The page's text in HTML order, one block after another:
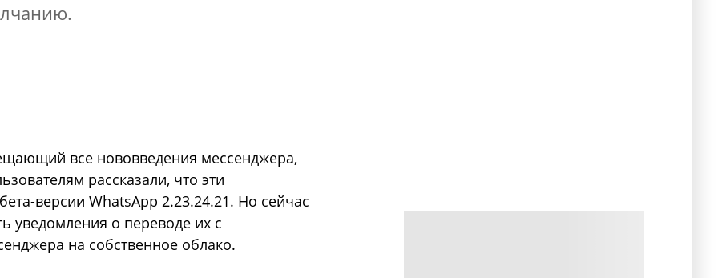
все нововведения мессенджера,
рассказали, что эти
версии WhatsApp 2.23.24.21. Но сейчас
уведомления о переводе их с
на собственное облако.